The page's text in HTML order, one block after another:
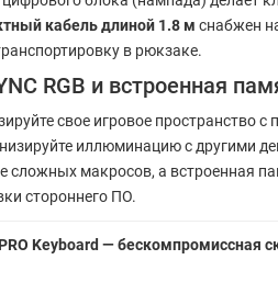
кабель длиной 1.8 м снабжен
в рюкзаке.
RGB и встроенная
свое игровое пространство
иллюминацию с другими
сложных макросов, а встроенная
стороннего ПО.
Keyboard — бескомпромиссная